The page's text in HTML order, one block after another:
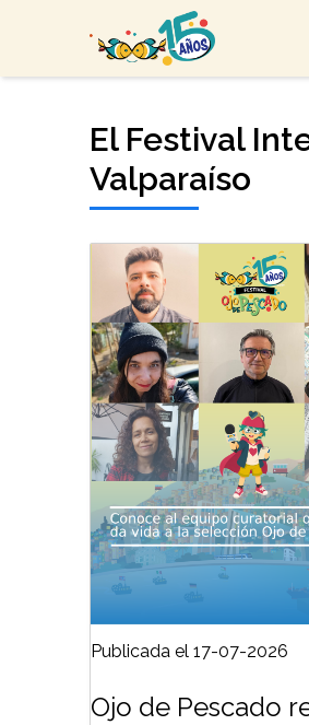
El Festival
Valparaíso
Publicada el 17-07-2026
Ojo de Pescado